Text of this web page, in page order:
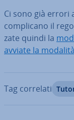
Ci sono già errori
com­pli­ca­no il
za­te quindi la
avviate la
Tag correlati